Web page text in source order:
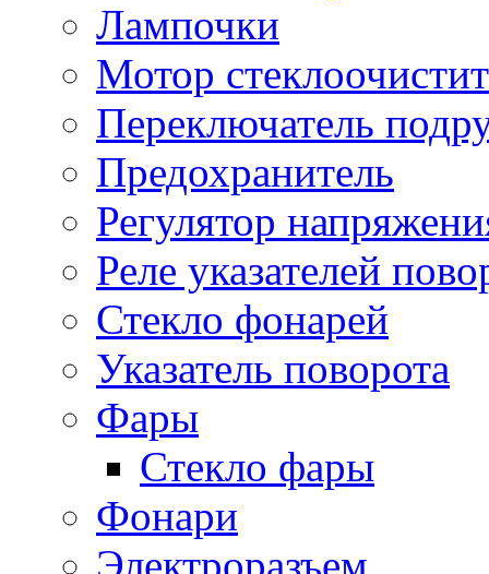
Лампочки
Мотор
Переключатель
Предохранитель
Регулятор
Реле указателей
Стекло фонарей
Указатель поворота
Фары
Стекло фары
Фонари